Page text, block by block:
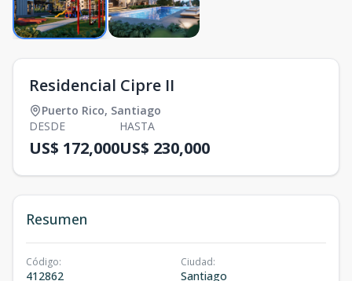
Residencial Cipre II
Puerto Rico, Santiago
DESDE
US$ 172,000
HASTA
US$ 230,000
Resumen
Código:
412862
Ciudad:
Santiago